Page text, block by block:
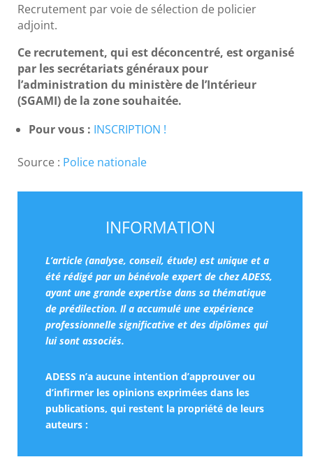
Recrutement par voie de sélection de policier
adjoint.
Ce recrutement, qui est déconcentré, est organisé
par les secrétariats généraux pour
l’administration du ministère de l’Intérieur
(SGAMI) de la zone souhaitée.
Pour vous : INSCRIPTION !
Source : Police nationale
INFORMATION
L’article (analyse, conseil, étude) est unique et a
été rédigé par un bénévole expert de chez ADESS,
ayant une grande expertise dans sa thématique
de prédilection. Il a accumulé une expérience
professionnelle significative et des diplômes qui
lui sont associés.
ADESS n’a aucune intention d’approuver ou
d’infirmer les opinions exprimées dans les
publications, qui restent la propriété de leurs
auteurs :